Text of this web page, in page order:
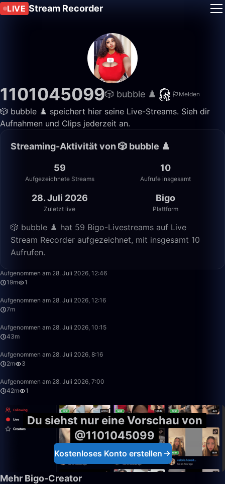
LIVE Stream Recorder
1101045099🎲 bubble ♟️ Melden
🎲 bubble ♟️ speichert hier seine Live-Streams. Sieh dir
Aufnahmen und Clips jederzeit an.
Streaming-Aktivität von 🎲 bubble ♟️
59
Aufgezeichnete Streams
10
Aufrufe insgesamt
28. Juli 2026
Zuletzt live
Bigo
Plattform
🎲 bubble ♟️ hat 59 Bigo-Livestreams auf Live
Stream Recorder aufgezeichnet, mit insgesamt 10
Aufrufen.
Aufgenommen am 28. Juli 2026, 12:46
19m
1
Aufgenommen am 28. Juli 2026, 12:16
7m
Aufgenommen am 28. Juli 2026, 10:15
43m
Aufgenommen am 28. Juli 2026, 8:16
2m
3
Aufgenommen am 28. Juli 2026, 7:00
42m
1
Du siehst nur eine Vorschau von
@1101045099
Kostenloses Konto erstellen
Mehr Bigo-Creator